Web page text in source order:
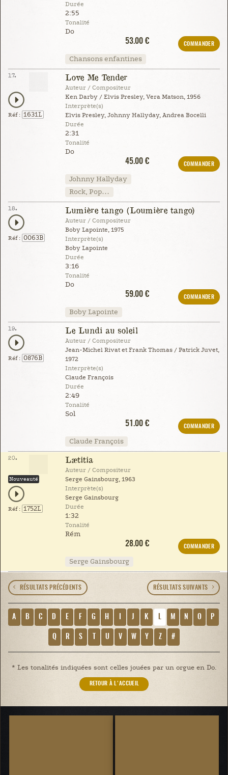
Durée
2:55
Tonalité
Do
53.00 €
COMMANDER
Chansons enfantines
17.
Réf : 1631L
Love Me Tender
Auteur / Compositeur
Ken Darby / Elvis Presley, Vera Matson, 1956
Interprète(s)
Elvis Presley, Johnny Hallyday, Andrea Bocelli
Durée
2:31
Tonalité
Do
45.00 €
COMMANDER
Johnny Hallyday
Rock, Pop…
18.
Réf : 0063B
Lumière tango (Loumière tango)
Auteur / Compositeur
Boby Lapointe, 1975
Interprète(s)
Boby Lapointe
Durée
3:16
Tonalité
Do
59.00 €
COMMANDER
Boby Lapointe
19.
Réf : 0876B
Le Lundi au soleil
Auteur / Compositeur
Jean-Michel Rivat et Frank Thomas / Patrick Juvet,
1972
Interprète(s)
Claude François
Durée
2:49
Tonalité
Sol
51.00 €
COMMANDER
Claude François
20.
Nouveauté
Réf : 1752L
Lætitia
Auteur / Compositeur
Serge Gainsbourg, 1963
Interprète(s)
Serge Gainsbourg
Durée
1:32
Tonalité
Rém
28.00 €
COMMANDER
Serge Gainsbourg
RÉSULTATS PRÉCÉDENTS RÉSULTATS SUIVANTS
A B C D E F G H J K M N O P
Q R S U V W Y Z #
* Les tonalités indiquées sont celles jouées par un orgue en Do.
RETOUR À L'ACCUEIL